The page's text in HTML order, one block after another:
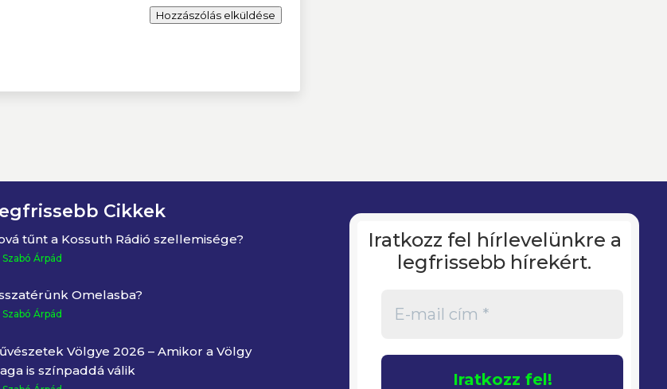
Hozzászólás elküldése
Cikkek
tűnt a Kossuth Rádió szellemisége?
Árpád
Omelasba?
Árpád
Völgye 2026 – Amikor a Völgy
is színpaddá válik
Iratkozz fel hírlevelünkre a
legfrissebb hírekért.